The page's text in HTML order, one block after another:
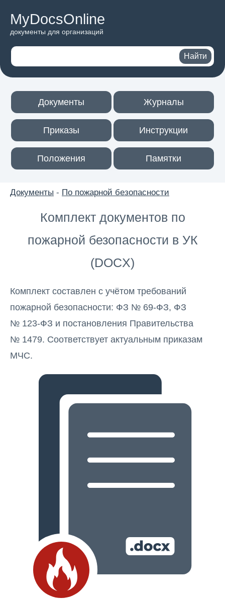
MyDocsOnline
документы для организаций
Найти
Документы Журналы
Приказы Инструкции
Положения Памятки
Документы - По пожарной безопасности
Комплект документов по
пожарной безопасности в УК
(DOCX)
Комплект составлен с учётом требований
пожарной безопасности: ФЗ № 69-ФЗ, ФЗ
№ 123-ФЗ и постановления Правительства
№ 1479. Соответствует актуальным приказам
МЧС.